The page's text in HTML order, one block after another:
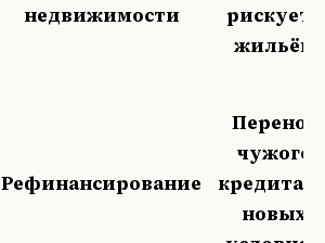
недвижимости
рискуете
жильём
Рефинансирование
Перенос
чужого
кредита
новых